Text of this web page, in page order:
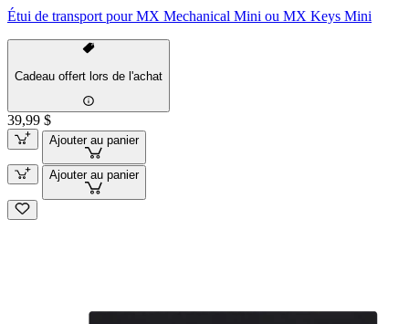
Étui de transport pour MX Mechanical Mini ou MX Keys Mini
Cadeau offert lors de l'achat
39,99 $
Ajouter au panier
Ajouter au panier